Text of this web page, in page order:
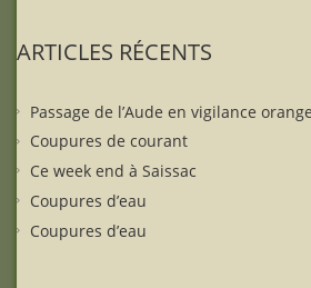
ARTICLES RÉCENTS
Passage de l’Aude en vigilance
Coupures de courant
Ce week end à Saissac
Coupures d’eau
Coupures d’eau